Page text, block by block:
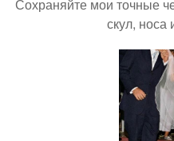
Сохраняйте мои точные
скул, носа